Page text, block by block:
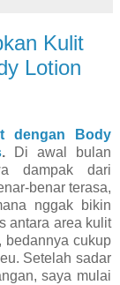
Kulit
Lotion
dengan Body
.
Di awal bulan
dampak dari
benar terasa,
nggak bikin
antara area kulit
bedannya cukup
Setelah sadar
saya mulai